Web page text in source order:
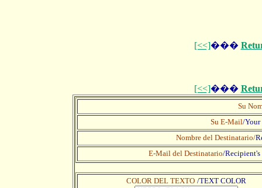
[<<]���
[<<]���
Su
Su E-Mail/Your
Nombre del Destinatario/
E-Mail del Destinatario/
COLOR DEL TEXTO /TEXT COLOR